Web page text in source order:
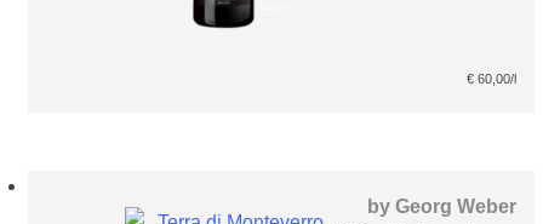
€ 60,00/l
byGeorg Weber